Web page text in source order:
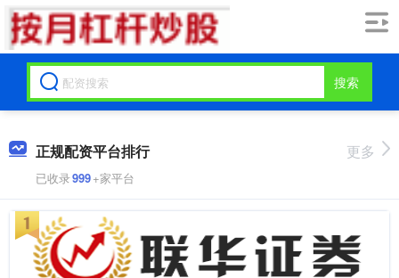
搜索
正规配资平台排行
已收录999+家平台
更多